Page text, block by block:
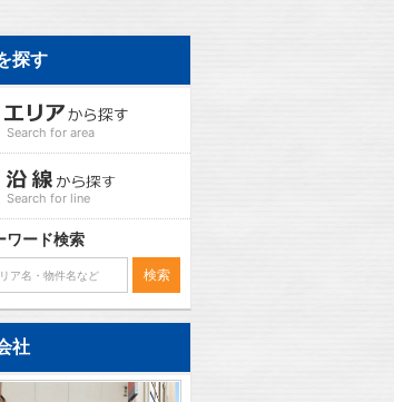
探す
Search for area
Search for line
ワード検索
社